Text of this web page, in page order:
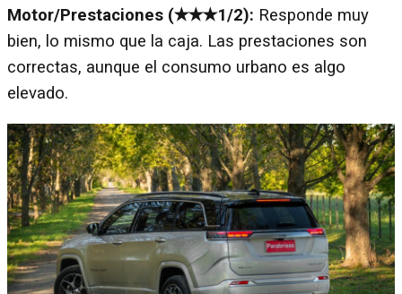
Motor/Prestaciones (✭✭✭1/2): Responde muy
bien, lo mismo que la caja. Las prestaciones son
correctas, aunque el consumo urbano es algo
elevado.